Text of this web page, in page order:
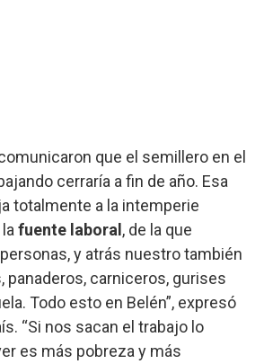
que el semillero en el
cerraría a fin de año. Esa
totalmente a la intemperie
fuente laboral , de la que
y atrás nuestro también
panaderos, carniceros, gurises
Todo esto en Belén”, expresó
“Si nos sacan el trabajo lo
es más pobreza y más